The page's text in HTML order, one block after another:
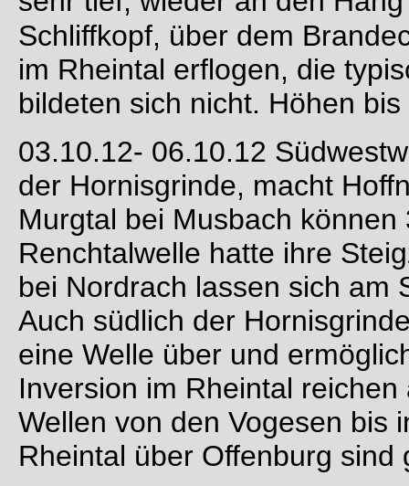
Schliffkopf, über dem
im Rheintal erflogen, die
bildeten sich nicht. Höhen
03.10.12- 06.10.12
der Hornisgrinde, macht
Murgtal bei Musbach
Renchtalwelle hatte ihre
bei Nordrach lassen sich am
Auch südlich der
eine Welle über und
Inversion im Rheintal
Wellen von den Vogesen bis
Rheintal über Offenburg